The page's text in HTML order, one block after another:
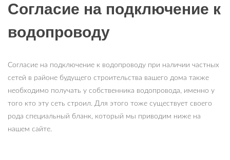
на
подключение
электросети
Согласие на подключение к
водопроводу
Согласие на подключение к водопроводу при наличии частных
сетей в районе будущего строительства вашего дома также
необходимо получать у собственника водопровода, именно у
того кто эту сеть строил. Для этого тоже существует своего
рода специальный бланк, который мы приводим ниже на
нашем сайте.